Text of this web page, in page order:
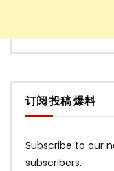
订阅 投稿 爆料
Subscribe to our
subscribers.